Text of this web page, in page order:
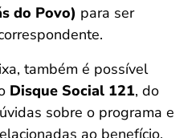
do Povo) para ser
também é possível
Disque Social 121, do
sobre o programa e